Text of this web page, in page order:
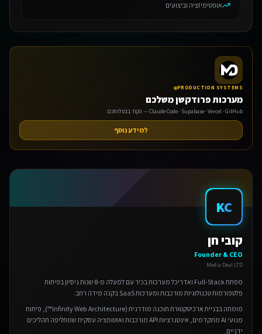
אופטימיזציה וביצועים
PRODUCTION SYSTEMS
מערכות פרודקשן משלכם
Claude Code · Supabase · Vercel · GitHub — הקוד בבעלותכם
למידע נוסף
KC
קובי חן
Founder & CEO
Media Deal LTD
מפתח Full-Stack ואדריכל מערכות בכיר עם למעלה מ-8 שנות ניסיון בפיתוח
פלטפורמות טכנולוגיות מורכבות ומערכות SaaS בקנה מידה רחב.
מומחה בבניית ארכיטקטורת תוכנה מודרנית (Infinity Web Architecture™), פיתוח
מנועי AI מתקדמים, אינטגרציות API מורכבות ואוטומציה עסקית שמחליפה תהליכים
ידניים.